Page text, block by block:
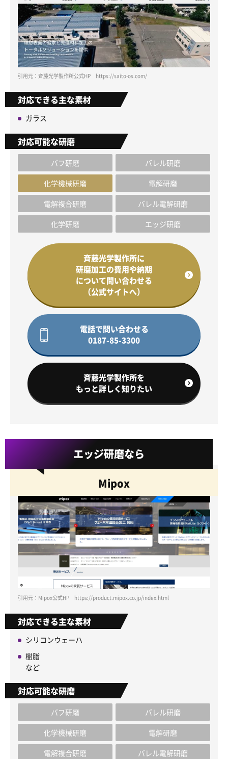
引用元：斉藤光学製作所公式HP https://saito-os.com/
対応できる主な素材
ガラス
対応可能な研磨
バフ研磨
バレル研磨
化学機械研磨
電解研磨
電解複合研磨
バレル電解研磨
化学研磨
エッジ研磨
斉藤光学製作所に
研磨加工の費用や納期
について問い合わせる
（公式サイトへ）
電話で問い合わせる
0187-85-3300
斉藤光学製作所を
もっと詳しく知りたい
エッジ研磨なら
Mipox
引用元：Mipox公式HP https://product.mipox.co.jp/index.html
対応できる主な素材
シリコンウェーハ
樹脂
など
対応可能な研磨
バフ研磨
バレル研磨
化学機械研磨
電解研磨
電解複合研磨
バレル電解研磨